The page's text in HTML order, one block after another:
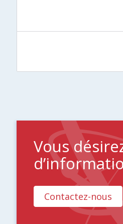
Vous
Contactez-nous